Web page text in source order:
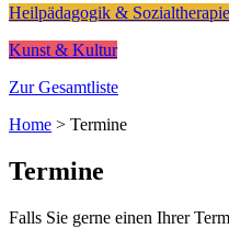
Heilpädagogik & Sozialtherapie
Kunst & Kultur
Zur Gesamtliste
Home > Termine
Termine
Falls Sie gerne einen Ihrer